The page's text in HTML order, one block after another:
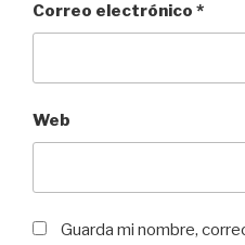
Correo electrónico *
Web
Guarda mi nombre,